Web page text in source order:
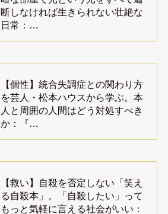
断しなければ生きられない壮絶な
日常：…
【個性】統合失調症との関わり方
を芸人・松本ハウスから学ぶ。本
人と周囲の人間はどう対処すべき
か：『…
【救い】自殺を否定しない「笑え
る自殺本」。「自殺したい」って
もっと気軽に言える社会がいい：